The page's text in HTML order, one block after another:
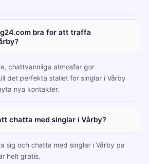
bra for att traffa
chattvannliga atmosfar gor
det perfekta stallet for singlar i Vårby
nya kontakter.
chatta med singlar i Vårby?
sig och chatta med singlar i Vårby pa
helt gratis.